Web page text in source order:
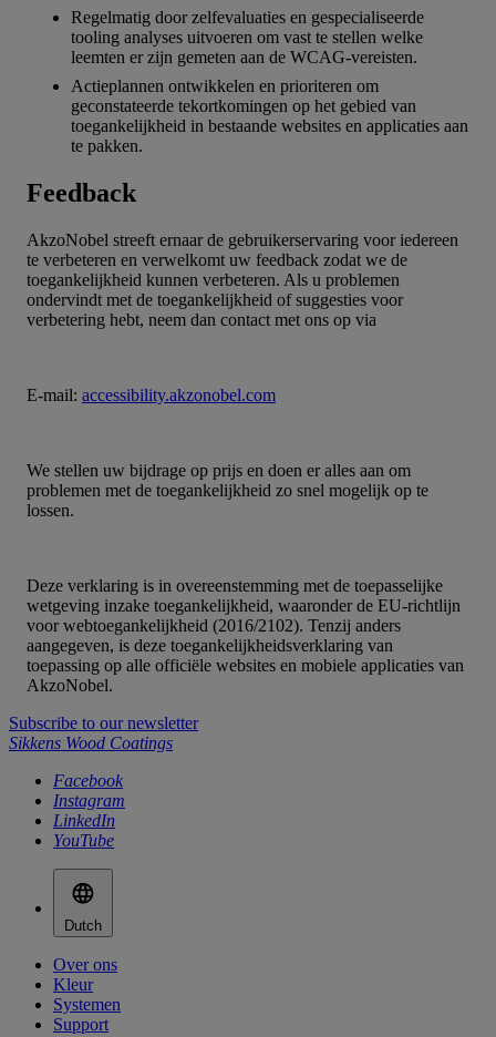
Regelmatig door zelfevaluaties en gespecialiseerde
tooling analyses uitvoeren om vast te stellen welke
leemten er zijn gemeten aan de WCAG-vereisten.
Actieplannen ontwikkelen en prioriteren om
geconstateerde tekortkomingen op het gebied van
toegankelijkheid in bestaande websites en applicaties aan
te pakken.
Feedback
AkzoNobel streeft ernaar de gebruikerservaring voor iedereen
te verbeteren en verwelkomt uw feedback zodat we de
toegankelijkheid kunnen verbeteren. Als u problemen
ondervindt met de toegankelijkheid of suggesties voor
verbetering hebt, neem dan contact met ons op via
E-mail: accessibility.akzonobel.com
We stellen uw bijdrage op prijs en doen er alles aan om
problemen met de toegankelijkheid zo snel mogelijk op te
lossen.
Deze verklaring is in overeenstemming met de toepasselijke
wetgeving inzake toegankelijkheid, waaronder de EU-richtlijn
voor webtoegankelijkheid (2016/2102). Tenzij anders
aangegeven, is deze toegankelijkheidsverklaring van
toepassing op alle officiële websites en mobiele applicaties van
AkzoNobel.
Subscribe to our newsletter
Sikkens Wood Coatings
Facebook
Instagram
LinkedIn
YouTube
Dutch
Over ons
Kleur
Systemen
Support